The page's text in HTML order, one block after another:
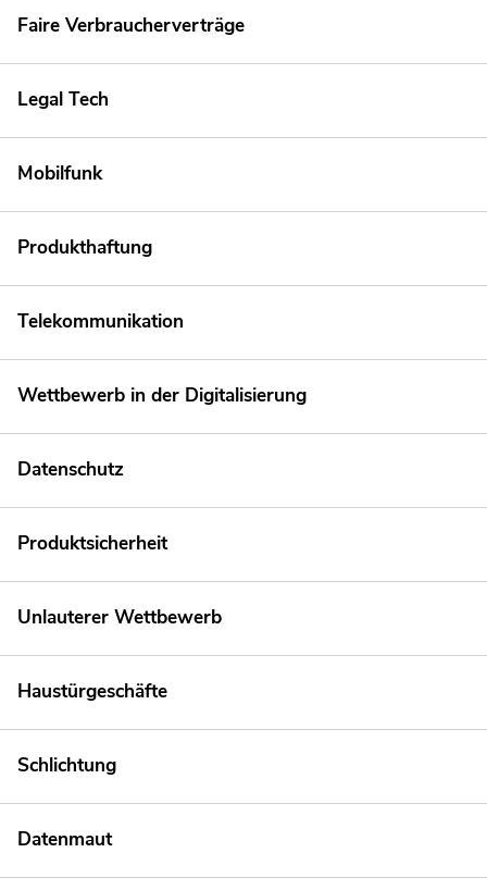
Faire Verbraucherverträge
Legal Tech
Mobilfunk
Produkthaftung
Telekommunikation
Wettbewerb in der Digitalisierung
Datenschutz
Produktsicherheit
Unlauterer Wettbewerb
Haustürgeschäfte
Schlichtung
Datenmaut